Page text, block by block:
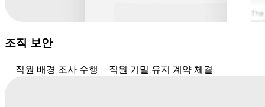
조직 보안
직원 배경 조사 수행 직원 기밀 유지 계약 체결